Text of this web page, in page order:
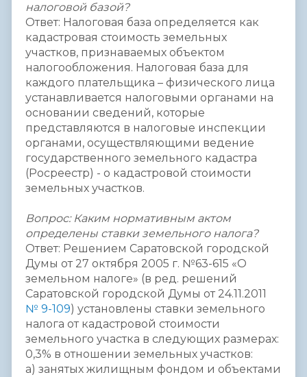
налоговой базой?
Ответ: Налоговая база определяется как
кадастровая стоимость земельных
участков, признаваемых объектом
налогообложения. Налоговая база для
каждого плательщика – физического лица
устанавливается налоговыми органами на
основании сведений, которые
представляются в налоговые инспекции
органами, осуществляющими ведение
государственного земельного кадастра
(Росреестр) - о кадастровой стоимости
земельных участков.
Вопрос: Каким нормативным актом
определены ставки земельного налога?
Ответ: Решением Саратовской городской
Думы от 27 октября 2005 г. №63-615 «О
земельном налоге» (в ред. решений
Саратовской городской Думы от 24.11.2011
№ 9-109) установлены ставки земельного
налога от кадастровой стоимости
земельного участка в следующих размерах:
0,3% в отношении земельных участков:
а) занятых жилищным фондом и объектами